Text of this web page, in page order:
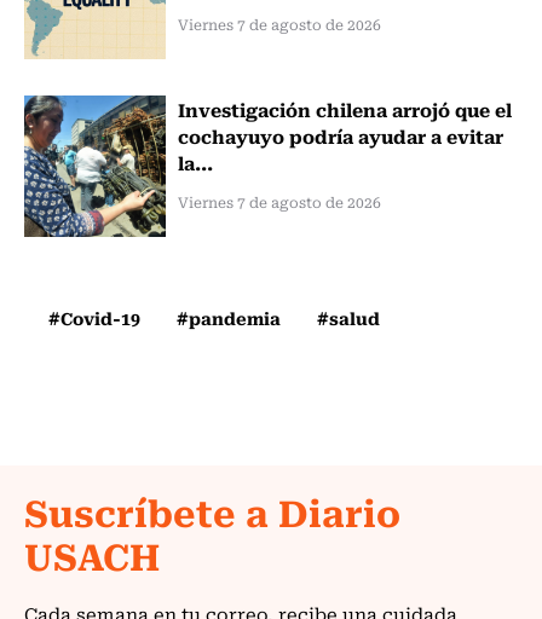
Viernes 7 de agosto de 2026
Investigación chilena arrojó que el
cochayuyo podría ayudar a evitar
la...
Viernes 7 de agosto de 2026
#Covid-19 #pandemia #salud